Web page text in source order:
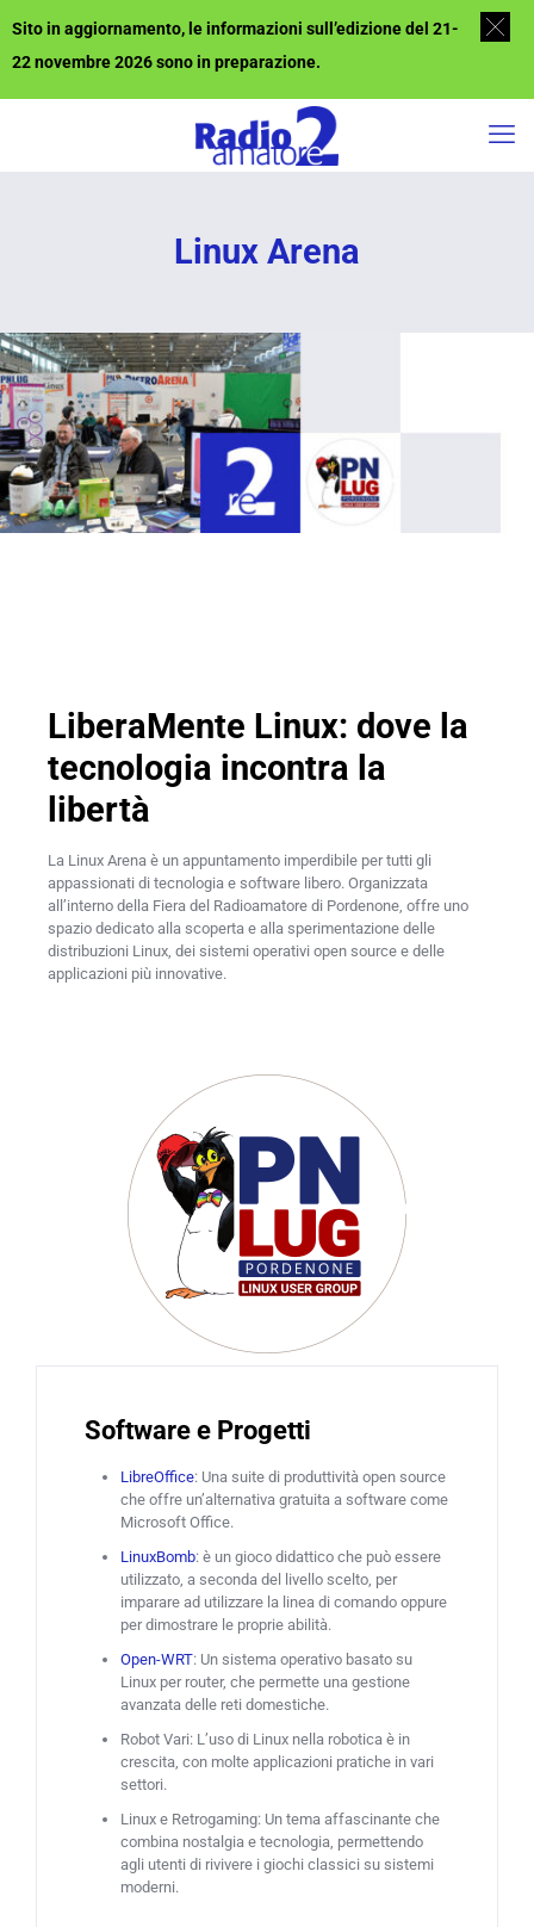
Linux Arena
LiberaMente Linux: dove la
tecnologia incontra la
libertà
La Linux Arena è un appuntamento imperdibile per tutti gli
appassionati di tecnologia e software libero. Organizzata
all’interno della Fiera del Radioamatore di Pordenone, offre uno
spazio dedicato alla scoperta e alla sperimentazione delle
distribuzioni Linux, dei sistemi operativi open source e delle
applicazioni più innovative.
Software e Progetti
LibreOffice: Una suite di produttività open source
che offre un’alternativa gratuita a software come
Microsoft Office.
LinuxBomb: è un gioco didattico che può essere
utilizzato, a seconda del livello scelto, per
imparare ad utilizzare la linea di comando oppure
per dimostrare le proprie abilità.
Open-WRT: Un sistema operativo basato su
Linux per router, che permette una gestione
avanzata delle reti domestiche.
Robot Vari: L’uso di Linux nella robotica è in
crescita, con molte applicazioni pratiche in vari
settori.
Linux e Retrogaming: Un tema affascinante che
combina nostalgia e tecnologia, permettendo
agli utenti di rivivere i giochi classici su sistemi
moderni.
Sito in aggiornamento, le informazioni sull’edizione del 21-
22 novembre 2026 sono in preparazione.